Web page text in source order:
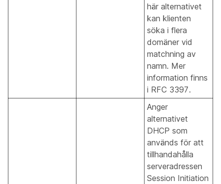
här alternativet
kan klienten
söka i flera
domäner vid
matchning av
namn. Mer
information finns
i RFC 3397.
Anger
alternativet
DHCP som
används för att
tillhandahålla
serveradressen
Session Initiation